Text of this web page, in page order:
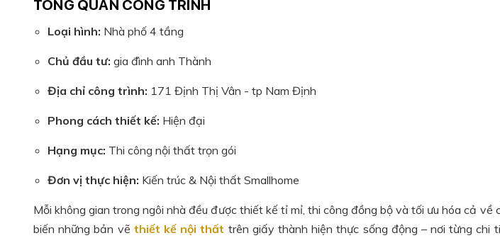
TỔNG QUAN CÔNG TRÌNH
Loại hình: Nhà phố 4 tầng
Chủ đầu tư: gia đình anh Thành
Địa chỉ công trình: 171 Định Thị Vân - tp Nam Định
Phong cách thiết kế: Hiện đại
Hạng mục: Thi công nội thất trọn gói
Đơn vị thực hiện: Kiến trúc & Nội thất Smallhome
Mỗi không gian trong ngôi nhà đều được thiết kế tỉ mỉ, thi công đồng bộ và tối ưu hóa cả về
biến những bản vẽ thiết kế nội thất trên giấy thành hiện thực sống động – nơi từng chi